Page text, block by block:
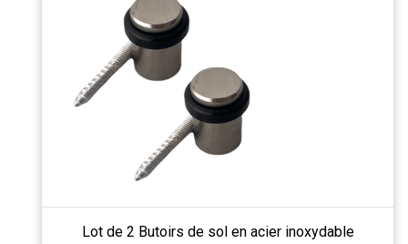
Lot de 2 Butoirs de sol en acier inoxydable